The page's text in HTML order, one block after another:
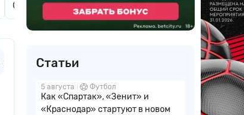
Ставки дня Актуальные новости Комментарии
Статьи
5 августа Футбол
Как «Спартак», «Зенит» и
«Краснодар» стартуют в новом